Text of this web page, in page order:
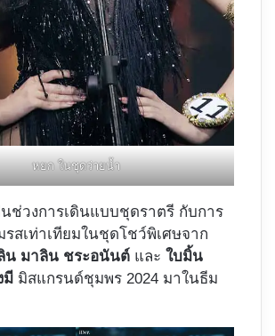
หยก ในชุดว่ายน้ำ
ช่วงการเดินแบบชุดราตรี กับการ
รสเท่าเทียมในชุดโชว์พิเศษจาก
น มาลิน ชระอนันต์ และ ใบมิ้น
มี มิสแกรนด์ชุมพร 2024 มาในธีม